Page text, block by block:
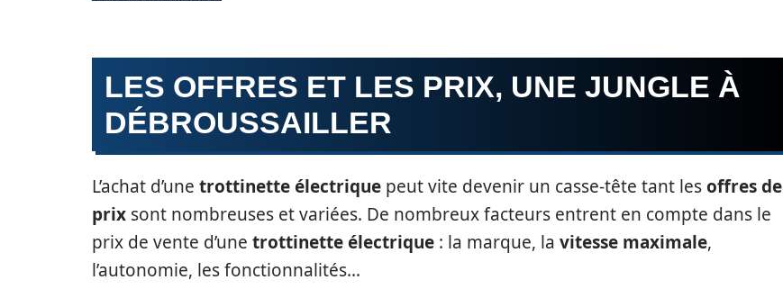
LES OFFRES ET LES PRIX, UNE JUNGLE À
DÉBROUSSAILLER
L’achat d’une trottinette électrique peut vite devenir un casse-tête tant lesoffres de
prix sont nombreuses et variées. De nombreux facteurs entrent en compte dans le
prix de vente d’une trottinette électrique : la marque, la vitesse maximale,
l’autonomie, les fonctionnalités…